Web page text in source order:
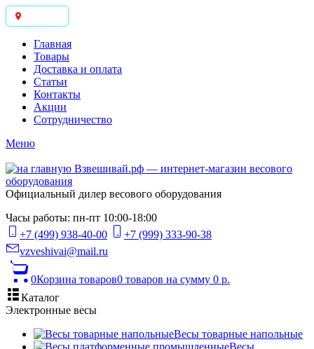
Главная
Товары
Доставка и оплата
Статьи
Контакты
Акции
Сотрудничество
Меню
Официальный дилер весового оборудования
Часы работы: пн-пт 10:00-18:00
+7 (499) 938-40-00
+7 (999) 333-90-38
vzveshivai@mail.ru
0Корзина товаров0 товаров на сумму 0 р.
Каталог
Электронные весы
Весы товарные напольные
Весы